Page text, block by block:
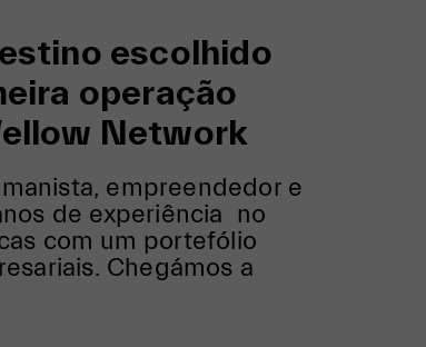
escolhido
operação
Network
empreendedor e
de experiência no
com um portefólio
Chegámos a